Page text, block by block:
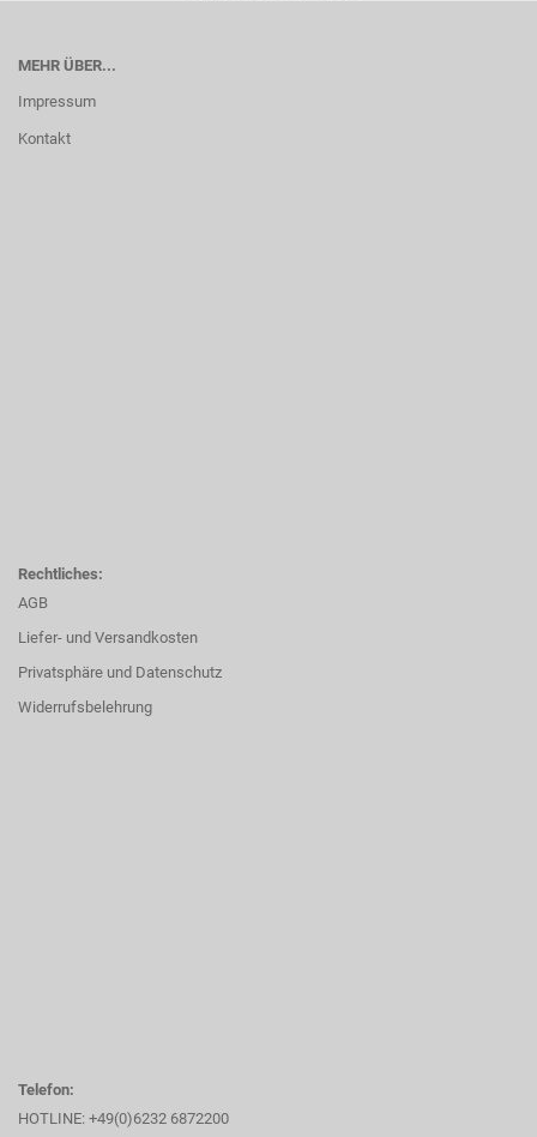
MEHR ÜBER...
Impressum
Kontakt
Rechtliches:
AGB
Liefer- und Versandkosten
Privatsphäre und Datenschutz
Widerrufsbelehrung
Telefon:
HOTLINE: +49(0)6232 6872200